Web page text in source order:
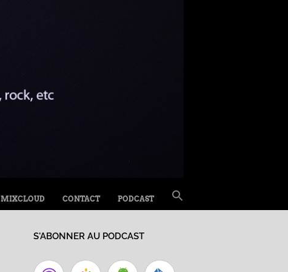
MIXCLOUD CONTACT PODCAST
FOR:
Search Button
S'ABONNER AU PODCAST